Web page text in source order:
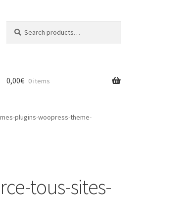
for:
0,00€ 0 items
plugins-woopress-theme-
tous-sites-